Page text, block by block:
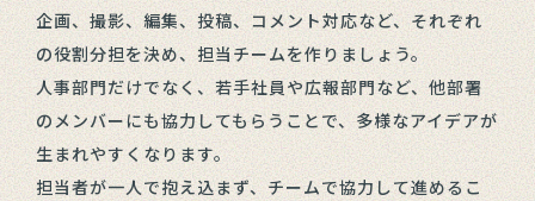
企画、撮影、編集、投稿、コメント対応など、それぞれ
の役割分担を決め、担当チームを作りましょう。
人事部門だけでなく、若手社員や広報部門など、他部署
のメンバーにも協力してもらうことで、多様なアイデアが
生まれやすくなります。
担当者が一人で抱え込まず、チームで協力して進めるこ